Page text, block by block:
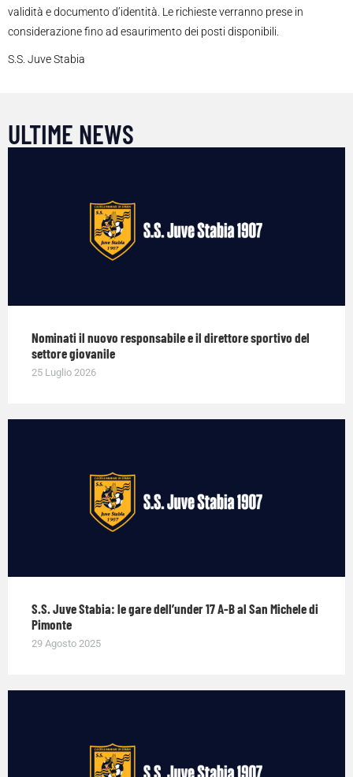
validità e documento d’identità. Le richieste verranno prese in
considerazione fino ad esaurimento dei posti disponibili.
S.S. Juve Stabia
ULTIME NEWS
Nominati il nuovo responsabile e il direttore sportivo del
settore giovanile
25 Luglio 2026
S.S. Juve Stabia: le gare dell’under 17 A-B al San Michele di
Pimonte
29 Agosto 2025